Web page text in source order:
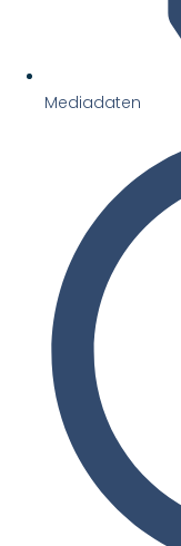
Mediadaten